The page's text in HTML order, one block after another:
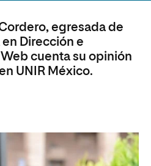
egresada de
Dirección e
cuenta su opinión
UNIR México.